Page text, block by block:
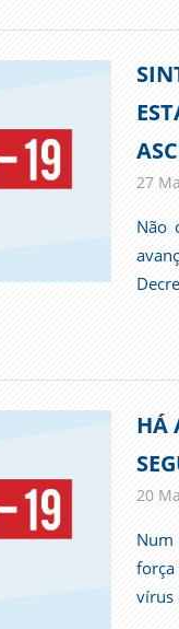
27
Não
HÁ
20
Num
vírus